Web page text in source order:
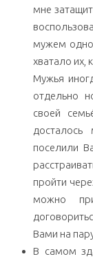
мне
мужем
хватало их,
Мужья
отдельно
своей
поселили
пройти
можно
Вами на
В самом